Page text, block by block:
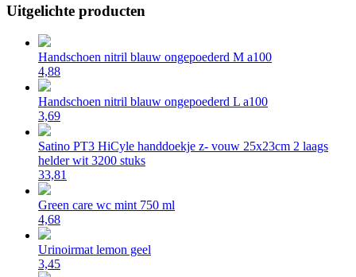
Uitgelichte producten
Handschoen nitril blauw ongepoederd M a100
4,88
Handschoen nitril blauw ongepoederd L a100
3,69
Satino PT3 HiCyle handdoekje z- vouw 25x23cm 2 laags
helder wit 3200 stuks
33,81
Green care wc mint 750 ml
4,68
Urinoirmat lemon geel
3,45